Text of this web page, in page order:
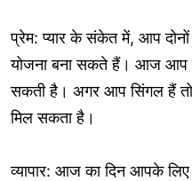
प्रेम: प्यार के संकेत में, आप दोनों
योजना बना सकते हैं। आज आप
सकती है। अगर आप सिंगल हैं
मिल सकता है।
व्यापार: आज का दिन आपके